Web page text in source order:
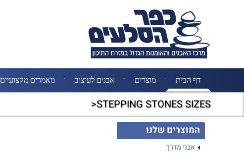
דף הבית מוצרים אבנים לעיצוב מאמרים מקצועיים
STEPPING STONES SIZES<
המוצרים שלנו
אבני מדרך